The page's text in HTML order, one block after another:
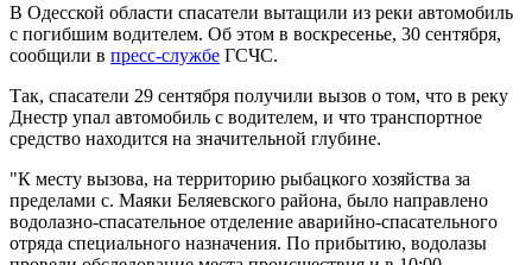
В Одесской области спасатели вытащили из реки автомобиль
с погибшим водителем. Об этом в воскресенье, 30 сентября,
сообщили в пресс-службе ГСЧС.
Так, спасатели 29 сентября получили вызов о том, что в реку
Днестр упал автомобиль с водителем, и что транспортное
средство находится на значительной глубине.
"К месту вызова, на территорию рыбацкого хозяйства за
пределами с. Маяки Беляевского района, было направлено
водолазно-спасательное отделение аварийно-спасательного
отряда специального назначения. По прибытию, водолазы